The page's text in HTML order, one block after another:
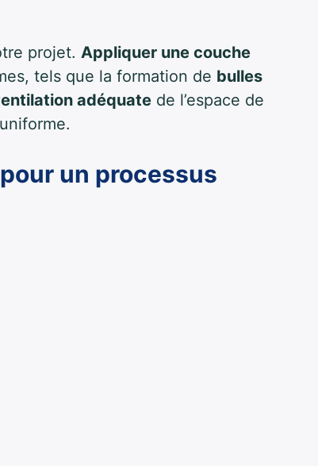
projet. Appliquer une couche
tels que la formation de bulles
adéquate de l’espace de
un processus